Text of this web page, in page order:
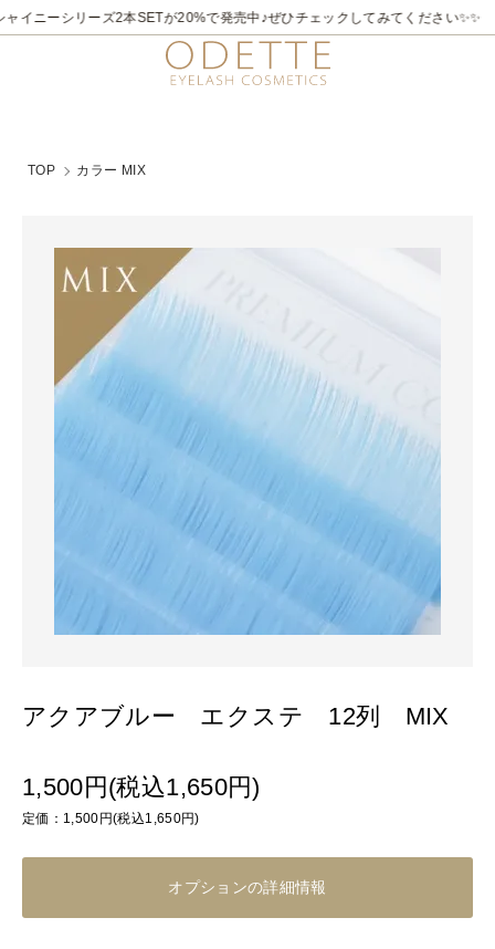
イニーシリーズ2本SETが20%で発売中♪ぜひチェックしてみてください✨✨
TOP カラー MIX
アクアブルー エクステ 12列 MIX
1,500円(税込1,650円)
定価：1,500円(税込1,650円)
オプションの詳細情報